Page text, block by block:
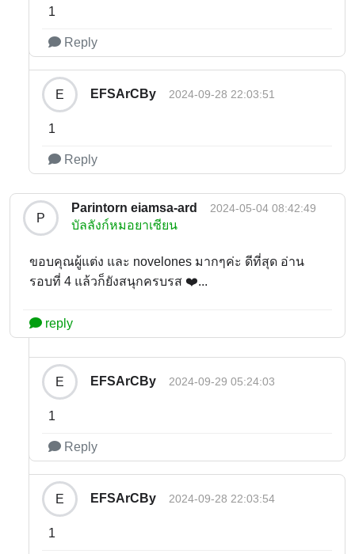
1
Reply
E EFSArCBy 2024-09-28 22:03:51
1
Reply
P
Parintorn eiamsa-ard 2024-05-04 08:42:49
บัลลังก์หมอยาเซียน
ขอบคุณผู้แต่ง และ novelones มากๆค่ะ ดีที่สุด อ่าน
รอบที่ 4 แล้วก็ยังสนุกครบรส ❤️...
reply
E EFSArCBy 2024-09-29 05:24:03
1
Reply
E EFSArCBy 2024-09-28 22:03:54
1